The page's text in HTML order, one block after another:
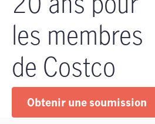
les membres
de Costco
Obtenir une soumission